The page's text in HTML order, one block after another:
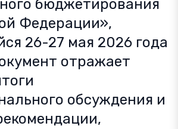
бюджетирования
Федерации»,
26-27 мая 2026 года
отражает
обсуждения и